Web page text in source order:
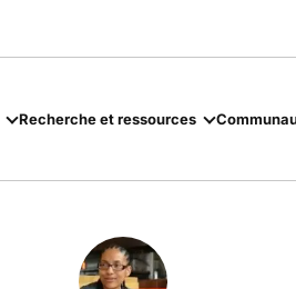
Recherche et ressources